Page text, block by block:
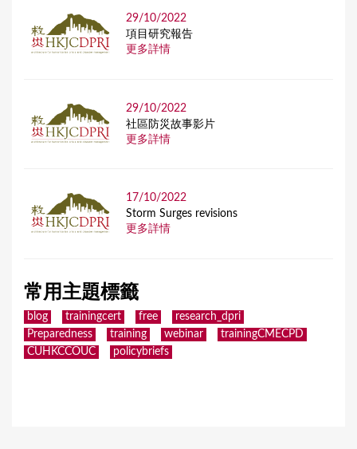
29/10/2022
項目研究報告
更多詳情
29/10/2022
社區防災故事影片
更多詳情
17/10/2022
Storm Surges revisions
更多詳情
常用主題標籤
blog trainingcert free
research_dpri
Preparedness
training webinar
trainingCMECPD
CUHKCCOUC
policybriefs